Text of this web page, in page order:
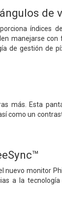
de
índices
manejarse con
de gestión de
más. Esta
como un
nuevo monitor
a la tecnología